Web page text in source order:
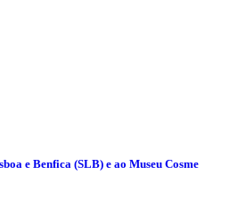
e Benfica (SLB) e ao Museu Cosme